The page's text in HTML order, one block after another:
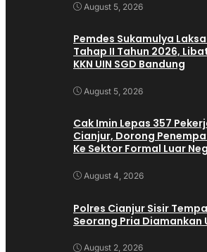
August 5, 2026
Pemdes Sukamulya
Tahap II Tahun 2026,
KKN UIN SGD Bandung
August 5, 2026
Cak Imin Lepas 357
Cianjur, Dorong
Ke Sektor Formal Luar
August 4, 2026
Polres Cianjur Sisir
Seorang Pria Diamankan
August 2, 2026